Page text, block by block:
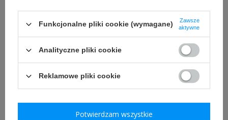
Naramienniki starszych
podoficerów M40 -
żandarmeria polowa
Pokrowiec na manierkę
sowiecką, wersja wojenna,
grafitowa - replika
Funkcjonalne pliki cookie (wymagane)
Zawsze
aktywne
Analityczne pliki cookie
Reklamowe pliki cookie
Potwierdzam wszystkie